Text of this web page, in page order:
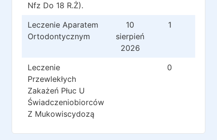
Nfz Do 18 R.Ż).
Leczenie Aparatem
Ortodontycznym
10
sierpień
2026
1
Leczenie
Przewlekłych
Zakażeń Płuc U
Świadczeniobiorców
Z Mukowiscydozą
0